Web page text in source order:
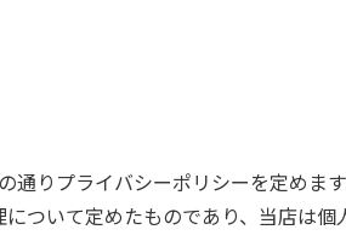
りプライバシーポリシーを定めま
ついて定めたものであり、当店は